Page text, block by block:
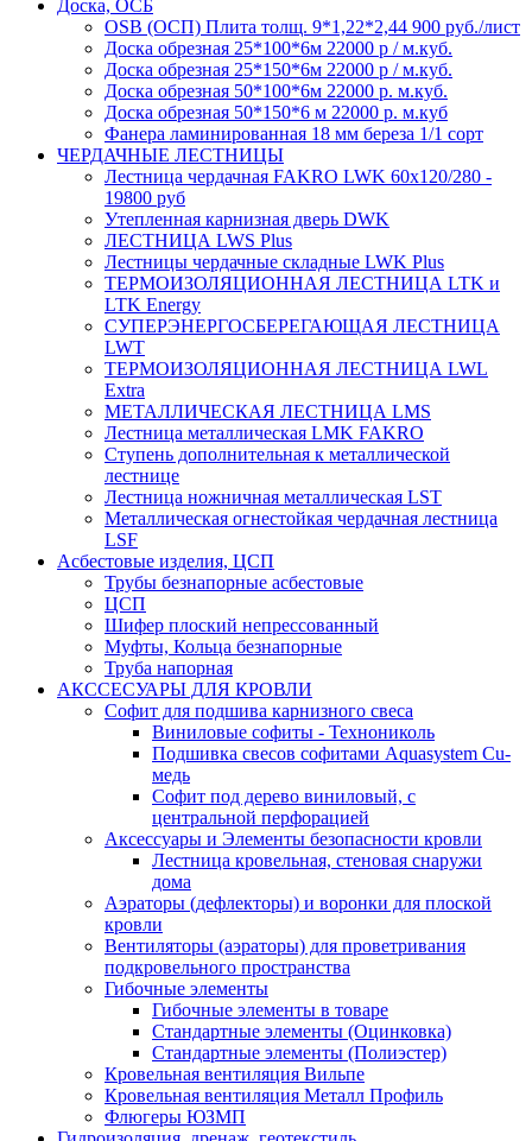
Доска, ОСБ
OSB (ОСП) Плита толщ. 9*1,22*2,44 900 руб./лист
Доска обрезная 25*100*6м 22000 р / м.куб.
Доска обрезная 25*150*6м 22000 р / м.куб.
Доска обрезная 50*100*6м 22000 р. м.куб.
Доска обрезная 50*150*6 м 22000 р. м.куб
Фанера ламинированная 18 мм береза 1/1 сорт
ЧЕРДАЧНЫЕ ЛЕСТНИЦЫ
Лестница чердачная FAKRO LWK 60х120/280 -
19800 руб
Утепленная карнизная дверь DWK
ЛЕСТНИЦА LWS Plus
Лестницы чердачные складные LWK Plus
ТЕРМОИЗОЛЯЦИОННАЯ ЛЕСТНИЦА LTK и
LTK Energy
СУПЕРЭНЕРГОСБЕРЕГАЮЩАЯ ЛЕСТНИЦА
LWT
ТЕРМОИЗОЛЯЦИОННАЯ ЛЕСТНИЦА LWL
Extra
МЕТАЛЛИЧЕСКАЯ ЛЕСТНИЦА LMS
Лестница металлическая LMK FAKRO
Ступень дополнительная к металлической
лестнице
Лестница ножничная металлическая LST
Металлическая огнестойкая чердачная лестница
LSF
Асбестовые изделия, ЦСП
Трубы безнапорные асбестовые
ЦСП
Шифер плоский непрессованный
Муфты, Кольца безнапорные
Труба напорная
АКССЕСУАРЫ ДЛЯ КРОВЛИ
Софит для подшива карнизного свеса
Виниловые софиты - Технониколь
Подшивка свесов софитами Aquasystem Cu-
медь
Софит под дерево виниловый, с
центральной перфорацией
Аксессуары и Элементы безопасности кровли
Лестница кровельная, стеновая снаружи
дома
Аэраторы (дефлекторы) и воронки для плоской
кровли
Вентиляторы (аэраторы) для проветривания
подкровельного пространства
Гибочные элементы
Гибочные элементы в товаре
Стандартные элементы (Оцинковка)
Стандартные элементы (Полиэстер)
Кровельная вентиляция Вильпе
Кровельная вентиляция Металл Профиль
Флюгеры ЮЗМП